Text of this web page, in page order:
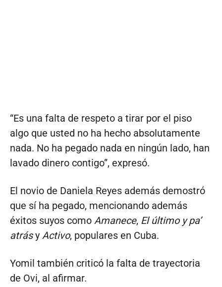
“Es una falta de respeto a tirar por el piso
algo que usted no ha hecho absolutamente
nada. No ha pegado nada en ningún lado, han
lavado dinero contigo”, expresó.
El novio de Daniela Reyes además demostró
que sí ha pegado, mencionando además
éxitos suyos como Amanece, El último y pa’
atrásy Activo, populares en Cuba.
Yomil también criticó la falta de trayectoria
de Ovi, al afirmar.